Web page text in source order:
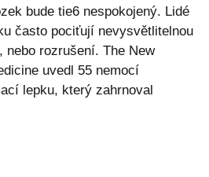
bude tie6 nespokojený. Lidé
často pociťují nevysvětlitelnou
nebo rozrušení. The New
uvedl 55 nemocí
lepku, který zahrnoval